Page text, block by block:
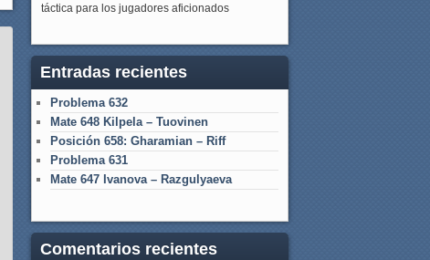
táctica para los jugadores aficionados
Entradas recientes
Problema 632
Mate 648 Kilpela – Tuovinen
Posición 658: Gharamian – Riff
Problema 631
Mate 647 Ivanova – Razgulyaeva
Comentarios recientes